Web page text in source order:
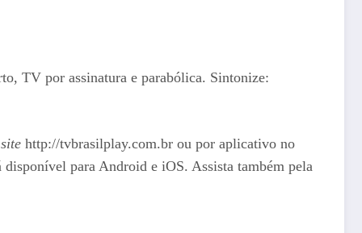
TV por assinatura e parabólica. Sintonize:
site http://tvbrasilplay.com.br ou por aplicativo no
para Android e iOS. Assista também pela